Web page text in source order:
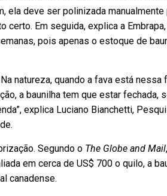
ela deve ser polinizada manualmente
certo. Em seguida, explica a
pois apenas o estoque de
natureza, quando a fava está nessa
a baunilha tem que estar fechada,
explica Luciano Bianchetti,
Segundo o The Globe and Mail
em cerca de US$ 700 o quilo, a
canadense.